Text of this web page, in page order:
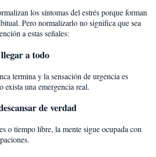
los síntomas del estrés porque forman
Pero normalizarlo no significa que sea
a estas señales:
a todo
termina y la sensación de urgencia es
exista una emergencia real.
de verdad
o tiempo libre, la mente sigue ocupada con